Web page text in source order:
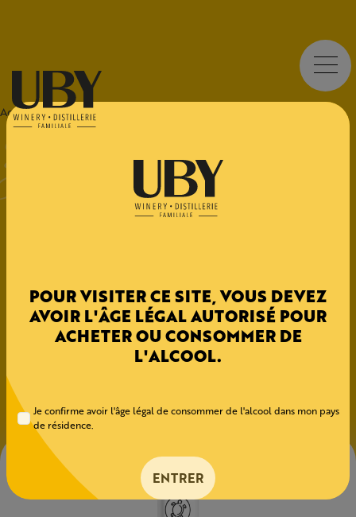
Accueil>Domus>Alcool
OSMOSE
CÉPAGES
POUR VISITER CE SITE, VOUS DEVEZ
AVOIR L'ÂGE LÉGAL AUTORISÉ POUR
ACHETER OU CONSOMMER DE
L'ALCOOL.
Je confirme avoir l'âge légal de consommer de l'alcool dans mon pays
de résidence.
ENTRER